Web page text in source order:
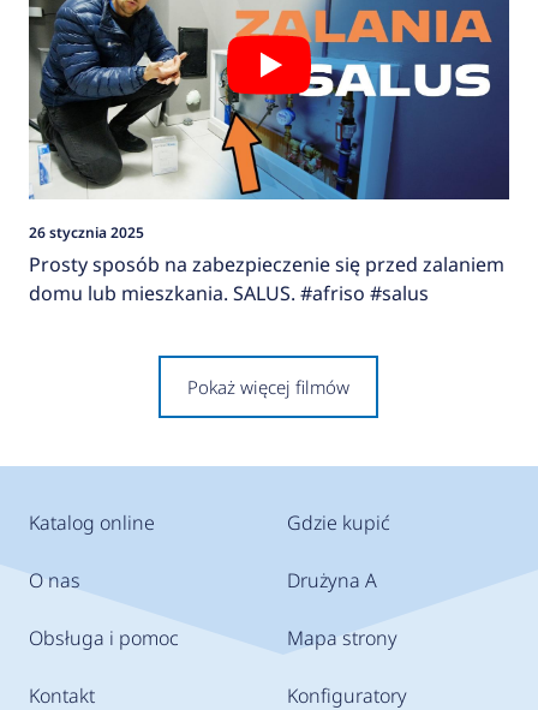
26 stycznia 2025
Prosty sposób na zabezpieczenie się przed zalaniem
domu lub mieszkania. SALUS. #afriso #salus
Pokaż więcej filmów
Katalog online
O nas
Obsługa i pomoc
Kontakt
Gdzie kupić
Drużyna A
Mapa strony
Konfiguratory